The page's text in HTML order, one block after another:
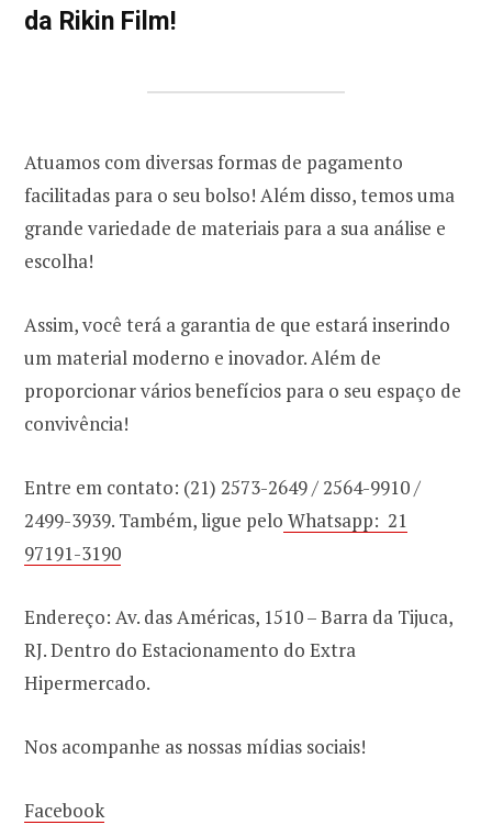
da Rikin Film!
Atuamos com diversas formas de pagamento
facilitadas para o seu bolso! Além disso, temos uma
grande variedade de materiais para a sua análise e
escolha!
Assim, você terá a garantia de que estará inserindo
um material moderno e inovador. Além de
proporcionar vários benefícios para o seu espaço de
convivência!
Entre em contato: (21) 2573-2649 / 2564-9910 /
2499-3939. Também, ligue pelo Whatsapp: 21
97191-3190
Endereço: Av. das Américas, 1510 – Barra da Tijuca,
RJ. Dentro do Estacionamento do Extra
Hipermercado.
Nos acompanhe as nossas mídias sociais!
Facebook